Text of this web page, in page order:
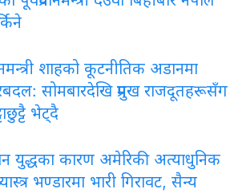
शाहको कूटनीतिक अडानमा
सोमबारदेखि प्रमुख राजदूतहरूसँग
भेट्दै
युद्धका कारण अमेरिकी अत्याधुनिक
भण्डारमा भारी गिरावट, सैन्य